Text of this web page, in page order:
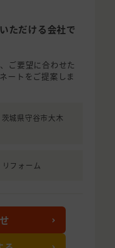
ただける会社で
ご要望に合わせた
ートをご提案しま
城県守谷市大木
フォーム